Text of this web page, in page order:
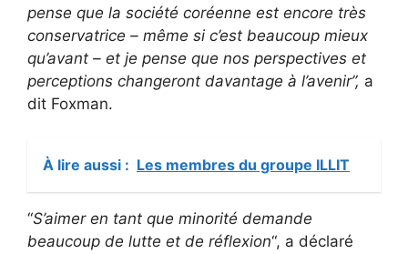
pense que la société coréenne est encore très
conservatrice – même si c’est beaucoup mieux
qu’avant – et je pense que nos perspectives et
perceptions changeront davantage à l’avenir”, a
dit Foxman.
À lire aussi : Les membres du groupe ILLIT
“S’aimer en tant que minorité demande
beaucoup de lutte et de réflexion“, a déclaré